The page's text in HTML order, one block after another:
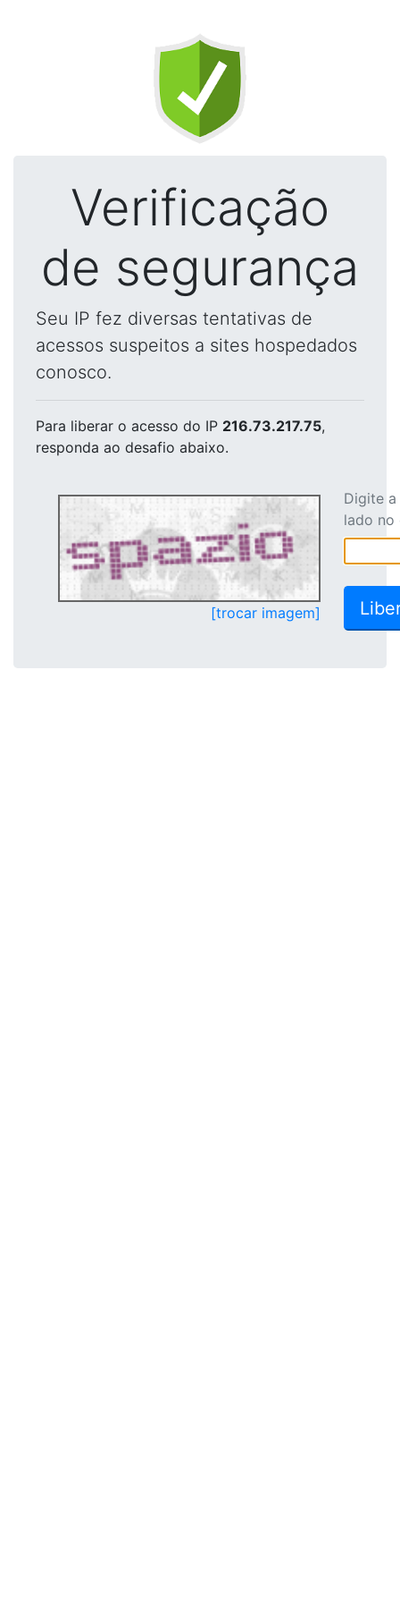
Verificação
de segurança
Seu IP fez diversas tentativas de
acessos suspeitos a sites hospedados
conosco.
Para liberar o acesso do IP 216.73.217.75,
responda ao desafio abaixo.
[trocar imagem]
Digite
lado no